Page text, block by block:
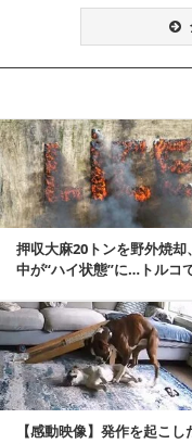
押収大麻20トンを野外焼却
中が“ハイ状態”に…トルコ
記
【感動映像】発作を起こし
記